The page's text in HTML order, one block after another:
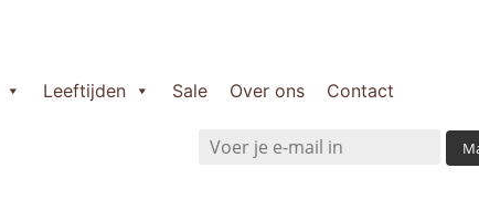
Leeftijden Sale Over ons Contact
€ 77,50.€ 61,95.
Wil je weten wanneer het